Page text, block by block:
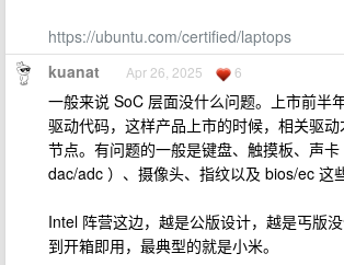
https://ubuntu.com/certified/laptops
kuanat Apr 26, 2025 6
一般来说 SoC 层面没什么问题。上市前半
驱动代码，这样产品上市的时候，相关驱
节点。有问题的一般是键盘、触摸板、声
dac/adc ）、摄像头、指纹以及 bios/ec 这些
Intel 阵营这边，越是公版设计，越是丐版
到开箱即用，最典型的就是小米。